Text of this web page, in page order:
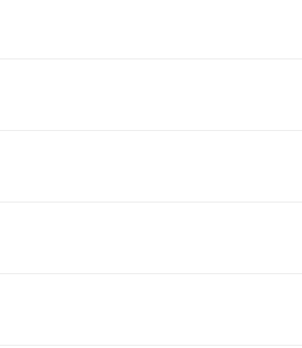
制方法：
收入和费用项目根据总
然后根据总账账户的期末余